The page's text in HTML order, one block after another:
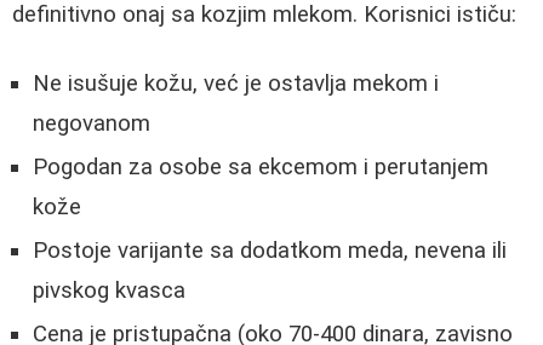
definitivno onaj sa kozjim mlekom. Korisnici ističu:
Ne isušuje kožu, već je ostavlja mekom i
negovanom
Pogodan za osobe sa ekcemom i perutanjem
kože
Postoje varijante sa dodatkom meda, nevena ili
pivskog kvasca
Cena je pristupačna (oko 70-400 dinara, zavisno